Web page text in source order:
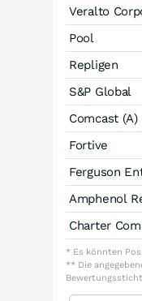
Veralto
Pool
Repligen
S&P Global
Comcast (A)
Fortive
Ferguson
Amphenol
* Es könnten
** Die